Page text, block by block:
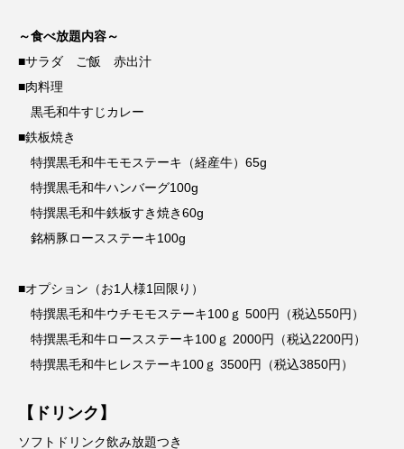
～食べ放題内容～
■サラダ ご飯 赤出汁
■肉料理
黒毛和牛すじカレー
■鉄板焼き
特撰黒毛和牛モモステーキ（経産牛）65g
特撰黒毛和牛ハンバーグ100g
特撰黒毛和牛鉄板すき焼き60g
銘柄豚ロースステーキ100g
■オプション（お1人様1回限り）
特撰黒毛和牛ウチモモステーキ100ｇ 500円（税込550円）
特撰黒毛和牛ロースステーキ100ｇ 2000円（税込2200円）
特撰黒毛和牛ヒレステーキ100ｇ 3500円（税込3850円）
【ドリンク】
ソフトドリンク飲み放題つき